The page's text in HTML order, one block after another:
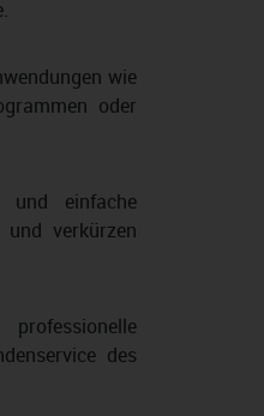
wie
oder
und einfache
verkürzen
des